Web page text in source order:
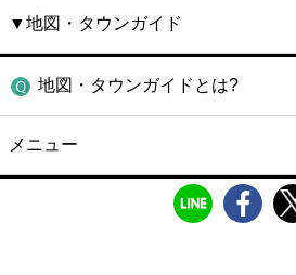
▼地図・タウンガイド
地図・タウンガイドとは?
メニュー